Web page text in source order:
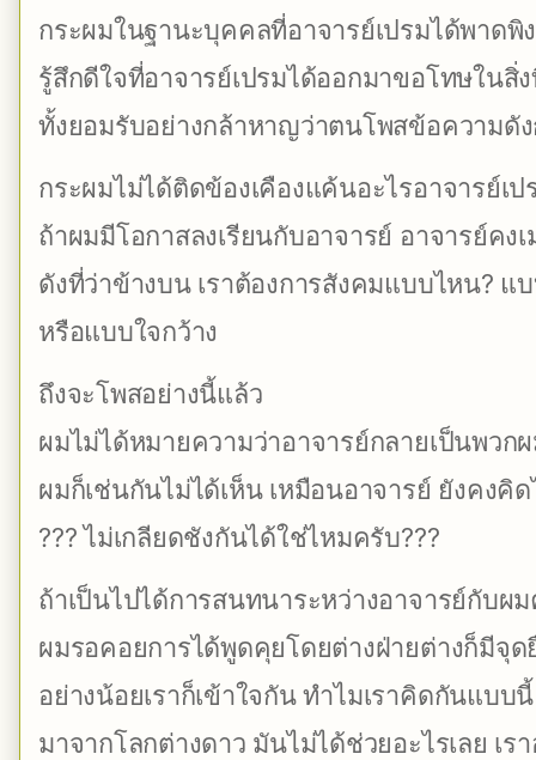
กระผมในฐานะบุคคลที่อาจารย์เปรมได้พาดพิง
รู้สึกดีใจที่อาจารย์เปรมได้ออกมาขอโทษในสิ่
ทั้งยอมรับอย่างกล้าหาญว่าตนโพสข้อความดัง
กระผมไม่ได้ติดข้องเคืองแค้นอะไรอาจารย์เป
ถ้าผมมีโอกาสลงเรียนกับอาจารย์ อาจารย์คง
ดังที่ว่าข้างบน เราต้องการสังคมแบบไหน? แ
หรือแบบใจกว้าง
ถึงจะโพสอย่างนี้แล้ว
ผมไม่ได้หมายความว่าอาจารย์กลายเป็นพวก
ผมก็เช่นกันไม่ได้เห็น เหมือนอาจารย์ ยังคงคิ
??? ไม่เกลียดชังกันได้ใช่ไหมครับ???
ถ้าเป็นไปได้การสนทนาระหว่างอาจารย์กับผม
ผมรอคอยการได้พูดคุยโดยต่างฝ่ายต่างก็มีจุ
อย่างน้อยเราก็เข้าใจกัน ทำไมเราคิดกันแบบ
มาจากโลกต่างดาว มันไม่ได้ช่วยอะไรเลย เ